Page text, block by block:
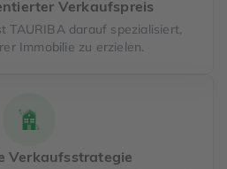
Verkaufspreis
TAURIBA darauf spezialisiert,
Immobilie zu erzielen.
Verkaufsstrategie